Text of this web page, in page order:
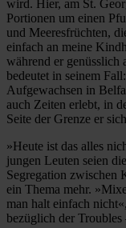
wird. Hier, am St.
Portionen um einen
und Meeresfrüchten,
einfach an meine
während er genüsslich
bedeutet in seinem
Aufgewachsen in
auch Zeiten erlebt, in
Seite der Grenze er
»Heute ist das alles
jungen Leuten seien
Segregation zwischen
ein Thema mehr.
man halt einfach
bezüglich der